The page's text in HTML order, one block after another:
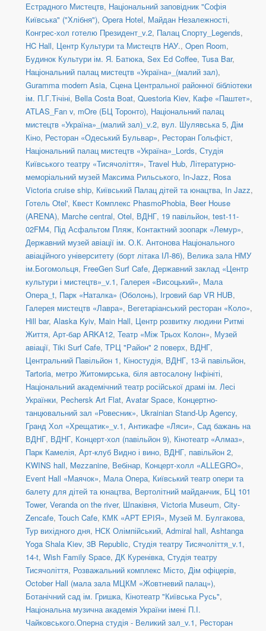
Естрадного Мистецтв, Національний заповідник "Софія
Київська" ("Хлібня"), Opera Hotel, Майдан Незалежності,
Конгрес-хол готелю Президент_v.2, Палац Спорту_Legends,
HC Hall, Центр Культури та Мистецтв НАУ., Open Room,
Будинок Культури ім. Я. Батюка, Sex Ed Coffee, Tusa Bar,
Національний палац мистецтв «Україна»_(малий зал),
Guramma modern Asia, Сцена Центральної районної бібліотеки
ім. П.Г.Тічіні, Bella Costa Boat, Questoria Kiev, Кафе «Паштет»,
ATLAS_Fan v, mOre (БЦ Торонто), Національний палац
мистецтв «Україна»_(малий зал)_v.2, вул. Шулявська 5, Дім
Кіно, Ресторан «Одеський Бульвар», Ресторан Гольфіст,
Національний палац мистецтв «Україна»_Lords, Студія
Київського театру «Тисячоліття», Travel Hub, Літературно-
меморіальний музей Максима Рильського, In-Jazz, Rosa
Victoria cruise ship, Київський Палац дітей та юнацтва, In Jazz,
Готель Otel', Квест Комплекс PhasmoPhobia, Beer House
(ARENA), Marche central, Otel, ВДНГ, 19 павільйон, test-11-
02FM4, Під Асфальтом Пляж, Контактний зоопарк «Лемур»,
Державний музей авіації ім. О.К. Антонова Національного
авіаційного університету (борт літака ІЛ-86), Велика зала НМУ
ім.Богомольця, FreeGen Surf Cafe, Державний заклад «Центр
культури і мистецтв»_v.1, Галерея «Висоцький», Мала
Опера_t, Парк «Наталка» (Оболонь), Ігровий бар VR HUB,
Галерея мистецтв «Лавра», Вегетаріанський ресторан «Коло»,
Hill bar, Alaska Kyiv, Main Hall, Центр розвитку людини Ритмі
Життя, Арт-бар ARKA12, Театр «Між Трьох Колон», Музей
авіації, Tiki Surf Cafe, ТРЦ "Район" 2 поверх, ВДНГ,
Центральний Павільйон 1, Кіностудія, ВДНГ, 13-й павільйон,
Tartoria, метро Житомирська, біля автосалону Інфініті,
Національний академічний театр російської драмі ім. Лесі
Українки, Pechersk Art Flat, Avatar Space, Концертно-
танцювальний зал «Ровесник», Ukrainian Stand-Up Agency,
Гранд Хол «Хрещатик»_v.1, Антикафе «Ляси», Сад бажань на
ВДНГ, ВДНГ, Концерт-хол (павільйон 9), Кінотеатр «Алмаз»,
Парк Камелія, Арт-клуб Видно і вино, ВДНГ, павільйон 2,
KWINS hall, Mezzanine, Вебінар, Концерт-холл «ALLEGRO»,
Event Hall «Маячок», Мала Опера, Київський театр опери та
балету для дітей та юнацтва, Вертолітний майданчик, БЦ 101
Tower, Veranda on the river, Шпаківня, Victoria Museum, City-
Zencafe, Touch Cafe, КМК «АРТ ЕРІЯ», Музей М. Булгакова,
Тур вихідного дня, НСК Олімпійський, Admiral hall, Ashtanga
Yoga Shala Kiev, 3B Republic, Студія театру Тисячоліття_v.1,
14-t, Wish Family Space, ДК Куренівка, Студія театру
Тисячоліття, Розважальний комплекс Місто, Дім офіцерів,
October Hall (мала зала МЦКМ «Жовтневий палац»),
Ботанічний сад ім. Гришка, Кінотеатр "Київська Русь",
Національна музична академія України імені П.І.
Чайковського.Оперна студія - Великий зал_v.1, Ресторан